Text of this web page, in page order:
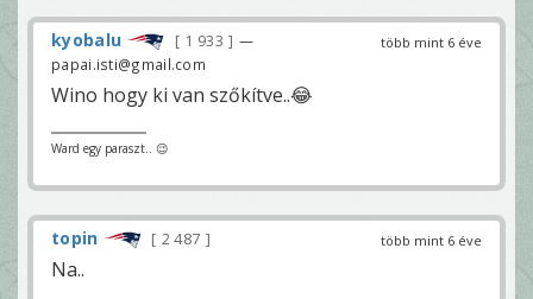
több mint 6 éve
kyobalu 1 933
—
papai.isti@gmail.com
Wino hogy ki van szőkítve..😂
Ward egy paraszt.. 😉
több mint 6 éve
topin 2 487
Na..